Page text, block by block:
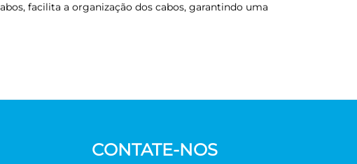
facilita a organização dos cabos, garantindo uma
CONTATE-NOS